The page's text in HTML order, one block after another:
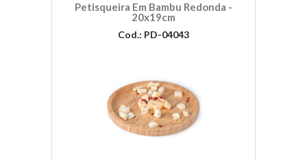
Petisqueira Em Bambu Redonda -
20x19cm
Cod.: PD-04043